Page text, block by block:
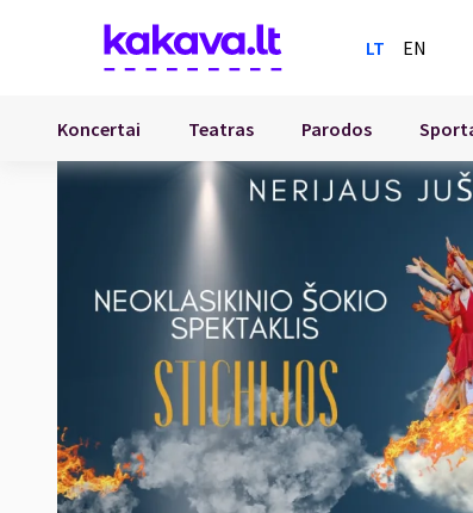
LT EN
Koncertai Teatras Parodos